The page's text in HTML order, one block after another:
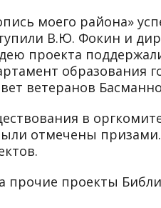
моего района»
В.Ю. Фокин и
проекта
образования
ветеранов
в
отмечены
прочие проекты